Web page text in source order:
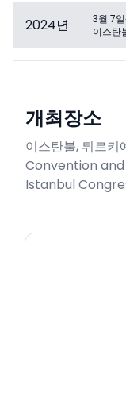
2024년
3월 7
이스탄
개최장소
이스탄불, 튀르키
Convention
Istanbul